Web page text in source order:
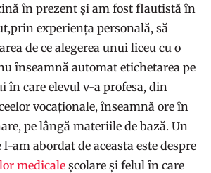
în prezent și am fost flautistă în
experiența personală, să
de ce alegerea unui liceu cu o
înseamnă automat etichetarea pe
în care elevul v-a profesa, din
vocaționale, înseamnă ore în
pe lângă materiile de bază. Un
am abordat de aceasta este despre
medicale școlare și felul în care